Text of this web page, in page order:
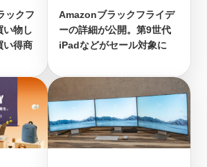
ックフ
い物し
い得商
Amazonブラックフライデ
ーの詳細が公開。第9世代
iPadなどがセール対象に